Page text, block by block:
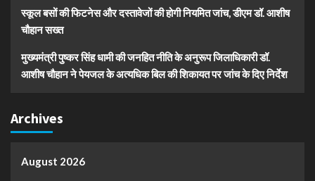
स्कूल बसों की फिटनेस और दस्तावेजों की होगी नियमित जांच, डीएम डॉ. आशीष
चौहान सख्त
मुख्यमंत्री पुष्कर सिंह धामी की जनहित नीति के अनुरूप जिलाधिकारी डॉ.
आशीष चौहान ने पेयजल के अत्यधिक बिल की शिकायत पर जांच के दिए निर्देश
Archives
August 2026